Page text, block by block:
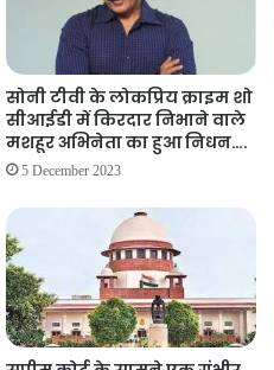
सोनी टीवी के लोकप्रिय क्राइम शो
सीआईडी में किरदार निभाने वाले
मशहूर अभिनेता का हुआ निधन….
5 December 2023